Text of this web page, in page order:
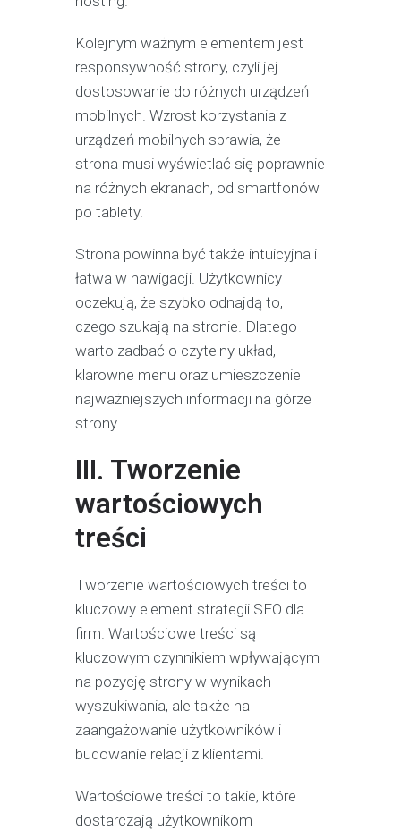
Kolejnym ważnym elementem jest
responsywność strony, czyli jej
dostosowanie do różnych urządzeń
mobilnych. Wzrost korzystania z
urządzeń mobilnych sprawia, że
strona musi wyświetlać się poprawnie
na różnych ekranach, od smartfonów
po tablety.
Strona powinna być także intuicyjna i
łatwa w nawigacji. Użytkownicy
oczekują, że szybko odnajdą to,
czego szukają na stronie. Dlatego
warto zadbać o czytelny układ,
klarowne menu oraz umieszczenie
najważniejszych informacji na górze
strony.
III. Tworzenie
wartościowych
treści
Tworzenie wartościowych treści to
kluczowy element strategii SEO dla
firm. Wartościowe treści są
kluczowym czynnikiem wpływającym
na pozycję strony w wynikach
wyszukiwania, ale także na
zaangażowanie użytkowników i
budowanie relacji z klientami.
Wartościowe treści to takie, które
dostarczają użytkownikom